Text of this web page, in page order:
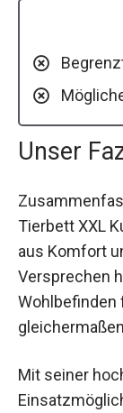
Unser
Tierbett XXL
aus Komfort
Versprechen
Wohlbefinden
Mit seiner